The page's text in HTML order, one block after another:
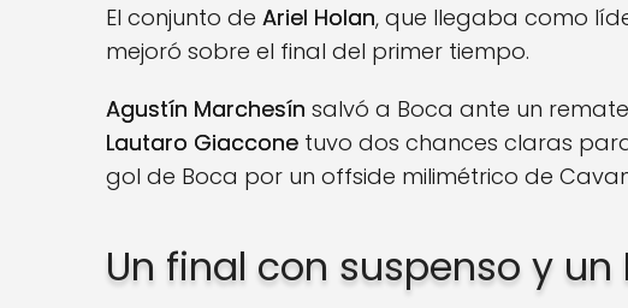
El conjunto de Ariel Holan, que llegaba como
mejoró sobre el final del primer tiempo.
Agustín Marchesín salvó a Boca ante un
Lautaro Giaccone tuvo dos chances claras
gol de Boca por un offside milimétrico de
Un final con suspenso y